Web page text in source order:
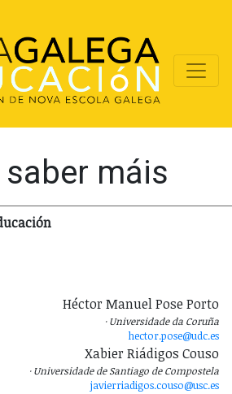
saber máis
Xabier Riádigos Couso
Universidade de Santiago de Compostela
javierriadigos.couso@usc.es
Héctor Manuel Pose Porto
Universidade da Coruña
hector.pose@udc.es